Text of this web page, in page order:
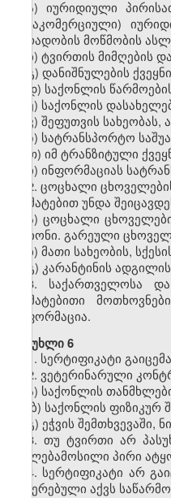
ა) იურიდიული
(არაკომერციული)
პირადობის მოწმობის
ბ) ტვირთის მიმღების
გ) დანიშნულების
დ) საქონლის
ე) საქონლის
ვ) შეფუთვის
ზ) სატრანსპორტო
თ) იმ ტრანზიტული
ი) ინფორმაციას
2. ცოცხალი
დამატებით უნდა
ა) ცოცხალი
რაიონი. გარეული
ბ) მათი სახეობის,
გ) კარანტინის
3. საქართველოსა
დამატებითი
ინფორმაცია.
მუხლი 6
1. სერტიფიკატი
2. ვეტერინარული
ა) საქონლის
ბ) საქონლის ფიზიკურ
გ) ეჭვის შემთხვევაში,
3. თუ ტვირთი არ
უფლებამოსილი პირი
4. სერტიფიკატი არ
შეჩერებული აქვს